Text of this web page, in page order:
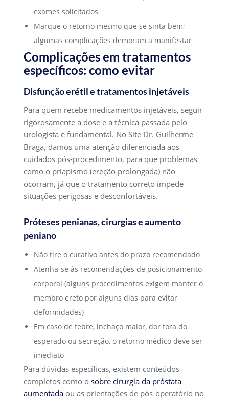
exames solicitados
Marque o retorno mesmo que se sinta bem;
algumas complicações demoram a manifestar
Complicações em tratamentos
específicos: como evitar
Disfunção erétil e tratamentos injetáveis
Para quem recebe medicamentos injetáveis, seguir
rigorosamente a dose e a técnica passada pelo
urologista é fundamental. No Site Dr. Guilherme
Braga, damos uma atenção diferenciada aos
cuidados pós-procedimento, para que problemas
como o priapismo (ereção prolongada) não
ocorram, já que o tratamento correto impede
situações perigosas e desconfortáveis.
Próteses penianas, cirurgias e aumento
peniano
Não tire o curativo antes do prazo recomendado
Atenha-se às recomendações de posicionamento
corporal (alguns procedimentos exigem manter o
membro ereto por alguns dias para evitar
deformidades)
Em caso de febre, inchaço maior, dor fora do
esperado ou secreção, o retorno médico deve ser
imediato
Para dúvidas específicas, existem conteúdos
completos como o sobre cirurgia da próstata
aumentada ou as orientações de pós-operatório no